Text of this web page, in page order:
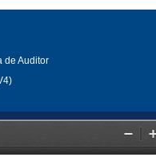
de Auditor